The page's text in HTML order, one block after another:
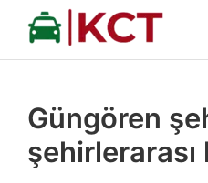
İçeriğe
Güngören